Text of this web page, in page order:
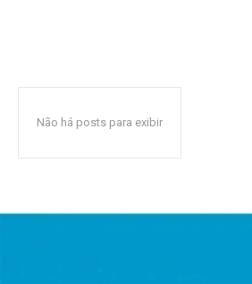
Não há posts para exibir